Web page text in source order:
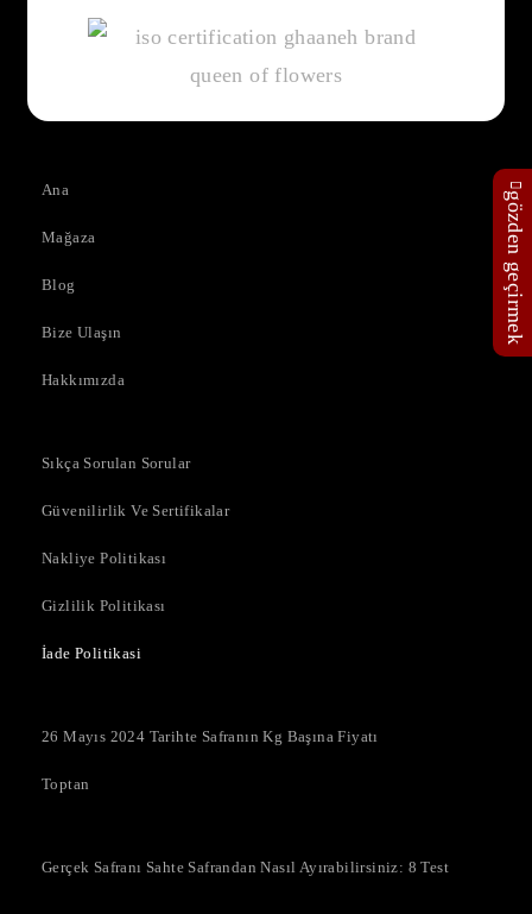
Ana
Mağaza
Blog
Bize Ulaşın
Hakkımızda
Sıkça Sorulan Sorular
Güvenilirlik Ve Sertifikalar
Nakliye Politikası
Gizlilik Politikası
İade Politikasi
26 Mayıs 2024 Tarihte Safranın Kg Başına Fiyatı
Toptan
Gerçek Safranı Sahte Safrandan Nasıl Ayırabilirsiniz: 8 Test
gözden geçirmek